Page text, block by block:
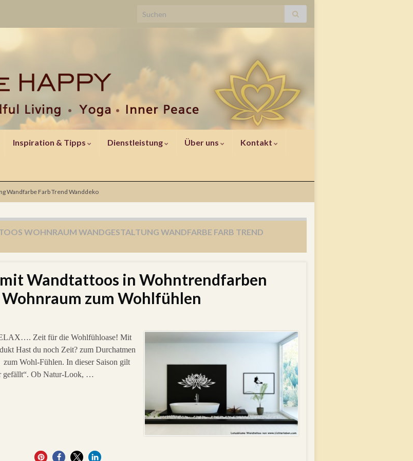
Search for:
Inspiration & Tipps Dienstleistung Über uns Kontakt
Wandfarbe Farb Trend Wanddeko
WOHNRAUM WANDGESTALTUNG WANDFARBE FARB TREND
Wandtattoos in Wohntrendfarben
zum Wohlfühlen
Zeit für die Wohlfühloase! Mit
Hast du noch Zeit? zum Durchatmen
Wohl-Fühlen. In dieser Saison gilt
gefällt“. Ob Natur-Look, …
0